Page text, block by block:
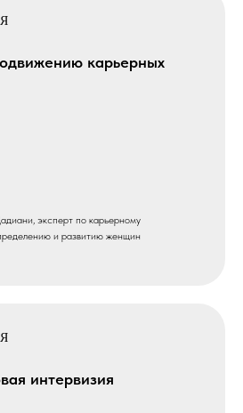
карьерных
эксперт по карьерному
и развитию женщин
интервизия